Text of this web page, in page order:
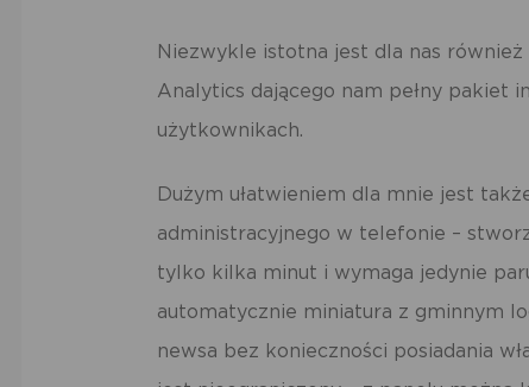
Niezwykle istotna jest dla nas
Analytics dającego nam pełny pakiet
użytkownikach.
Dużym ułatwieniem dla mnie jest
administracyjnego w telefonie –
tylko kilka minut i wymaga jedynie
automatycznie miniatura z gminnym
newsa bez konieczności posiadania